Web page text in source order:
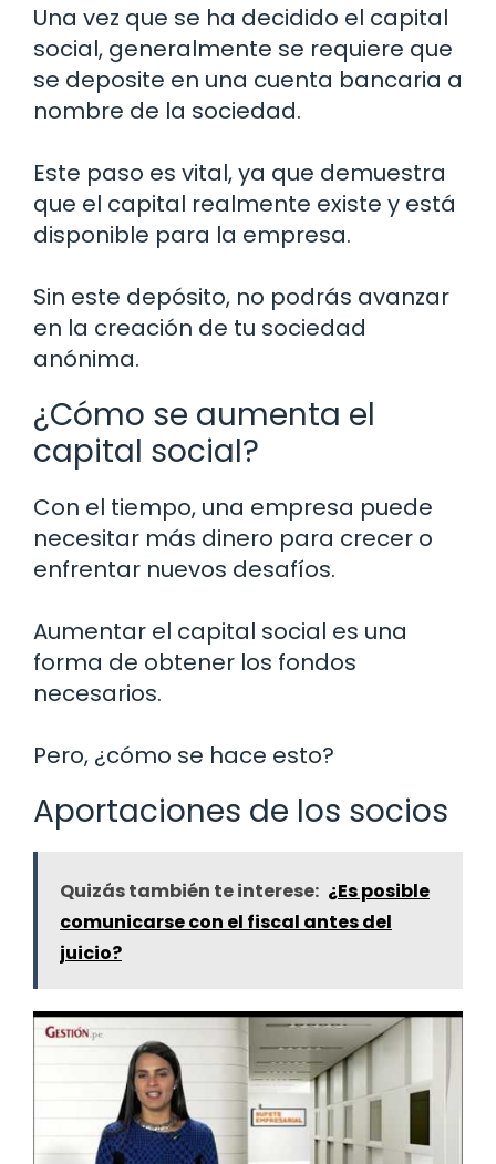
Una vez que se ha decidido el capital
social, generalmente se requiere que
se deposite en una cuenta bancaria a
nombre de la sociedad.
Este paso es vital, ya que demuestra
que el capital realmente existe y está
disponible para la empresa.
Sin este depósito, no podrás avanzar
en la creación de tu sociedad
anónima.
¿Cómo se aumenta el
capital social?
Con el tiempo, una empresa puede
necesitar más dinero para crecer o
enfrentar nuevos desafíos.
Aumentar el capital social es una
forma de obtener los fondos
necesarios.
Pero, ¿cómo se hace esto?
Aportaciones de los socios
Quizás también te interese: ¿Es posible
comunicarse con el fiscal antes del
juicio?